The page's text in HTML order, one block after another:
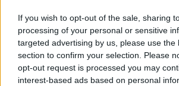
If you wish to opt-out of the sale, sharing
processing of your personal or sensitive
targeted advertising by us, please use the
section to confirm your selection. Please
opt-out request is processed you may
interest-based ads based on personal
Poste cerca portalettere, come
​Trasporto pubblico,
A Carrara il campionato italiano